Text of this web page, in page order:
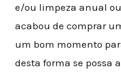
e/ou limpeza anual
acabou de comprar
um bom momento
desta forma se possa